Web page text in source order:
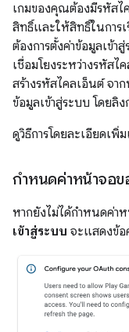
เกมของคุณต้องมีรหัสไ
สิทธิ์และให้สิทธิ์ในการ
ต้องการตั้งค่าข้อมูลเข้า
เชื่อมโยงระหว่างรหัส
สร้างรหัสไคลเอ็นต์ จ
ข้อมูลเข้าสู่ระบบ โดยลิ
ดูวิธีการโดยละเอียดเ
กำหนดค่าหน้าจอ
หากยังไม่ได้กำหนดค่า
เข้าสู่ระบบ จะแสดงข้